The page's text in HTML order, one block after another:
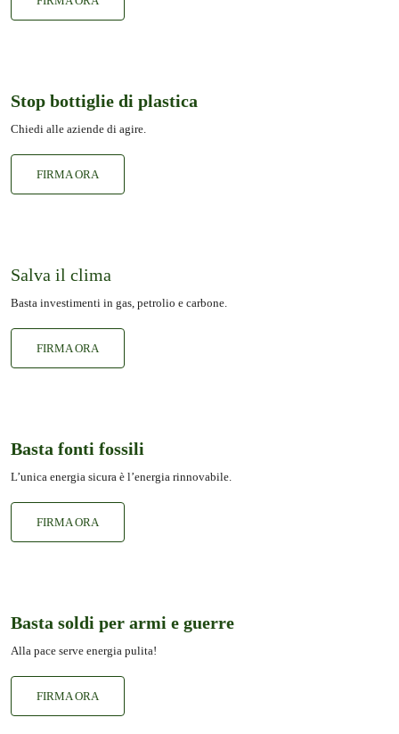
Stop bottiglie di plastica
Chiedi alle aziende di agire.
FIRMA ORA
Salva il clima
Basta investimenti in gas, petrolio e carbone.
FIRMA ORA
Basta fonti fossili
L’unica energia sicura è l’energia rinnovabile.
FIRMA ORA
Basta soldi per armi e guerre
Alla pace serve energia pulita!
FIRMA ORA